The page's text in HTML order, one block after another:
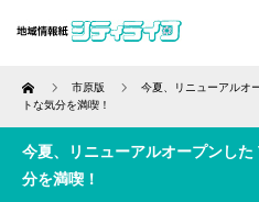
Home 市原版
今夏、リニューアルオ
トな気分を満喫！
今夏、リニューアルオープンし
分を満喫！